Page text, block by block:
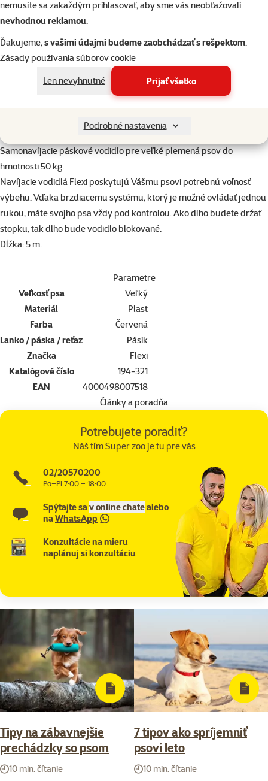
nemusíte sa zakaždým prihlasovať, aby sme vás neobťažovali
nevhodnou reklamou.
Ďakujeme,s vašimi údajmi budeme zaobchádzať s rešpektom.
Zásady používania súborov cookie
Len nevyhnutné
Prijať všetko
Podrobné nastavenia
Prospera Plus Junior
pochúťka kolieska z
Lízací pamlsok Zoë
3,99 €
do košíka
Lízací
superzoo.product.detail.content
Samonavíjacie páskové vodidlo pre veľké plemená psov do
hmotnosti 50 kg.
Navíjacie vodidlá Flexi poskytujú Vášmu psovi potrebnú voľnosť
výbehu. Vďaka brzdiacemu systému, ktorý je možné ovládať jednou
rukou, máte svojho psa vždy pod kontrolou. Ako dlho budete držať
stopku, tak dlho bude vodidlo blokované.
Dĺžka: 5 m.
Parametre
Veľkosť psa
Veľký
Materiál
Plast
Farba
Červená
Lanko / páska / reťaz
Pásik
Značka
Flexi
Katalógové číslo
194-321
EAN
4000498007518
Články a poradňa
Potrebujete poradiť?
Náš tím Super zoo je tu pre vás
02/20570200
Po–Pi 7:00 – 18:00
Spýtajte sav online chatealebo
naWhatsApp
Konzultácie na mieru
naplánuj si konzultáciu
Tipy na zábavnejšie
prechádzky so psom
10 min. čítanie
7 tipov ako spríjemniť
psovi leto
10 min. čítanie